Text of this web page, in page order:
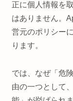
正に個人情報を
はありません。
営元のポリシー
ります。
では、なぜ「危
由の一つとして